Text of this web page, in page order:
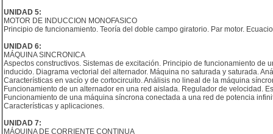
UNIDAD 5:
MOTOR DE INDUCCION MONOFASICO
Principio de funcionamiento. Teoría del doble campo giratorio. Par motor.
UNIDAD 6:
MÁQUINA SINCRONICA
Aspectos constructivos. Sistemas de excitación. Principio de funcionamiento
inducido. Diagrama vectorial del alternador. Máquina no saturada y saturada.
Características en vacío y de cortocircuito. Análisis no lineal de la máquina
Funcionamiento de un alternador en una red aislada. Regulador de velocidad.
Funcionamiento de una máquina síncrona conectada a una red de potencia
Características y aplicaciones.
UNIDAD 7:
MÁQUINA DE CORRIENTE CONTINUA